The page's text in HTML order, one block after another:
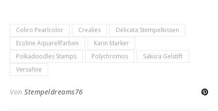
Coliro Pearlcolor Crealies
Delicata Stempelkissen
Ecoline Aquarellfarben
Karin Marker
Polkadoodles Stamps
Polychromos
Sakura Gelstift
Versafine
Von Stempeldreams76